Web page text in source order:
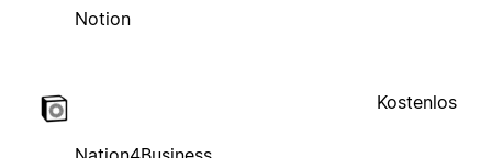
Notion
Kostenlos